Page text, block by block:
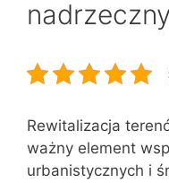
Rewitalizacja
ważny element
urbanistycznych i